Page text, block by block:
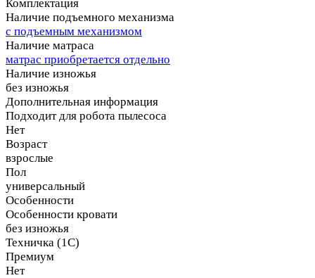
Комплектация
Наличие подъемного механизма
с подъемным механизмом
Наличие матраса
матрас приобретается отдельно
Наличие изножья
без изножья
Дополнительная информация
Подходит для робота пылесоса
Нет
Возраст
взрослые
Пол
универсальный
Особенности
Особенности кровати
без изножья
Техничка (1С)
Премиум
Нет